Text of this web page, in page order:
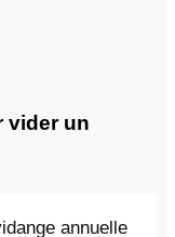
vider un
annuelle